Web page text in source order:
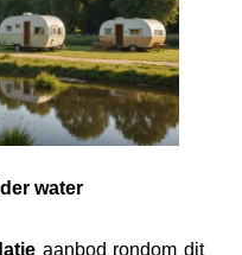
water
aanbod rondom dit